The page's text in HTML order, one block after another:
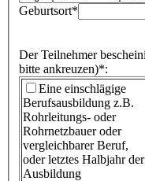
Geburtsort*
Der Teilnehmer
bitte ankreuzen)*:
Eine einschlägige
Berufsausbildung z.B.
Rohrleitungs- oder
Rohrnetzbauer oder
vergleichbarer Beruf,
oder letztes Halbjahr der
Ausbildung